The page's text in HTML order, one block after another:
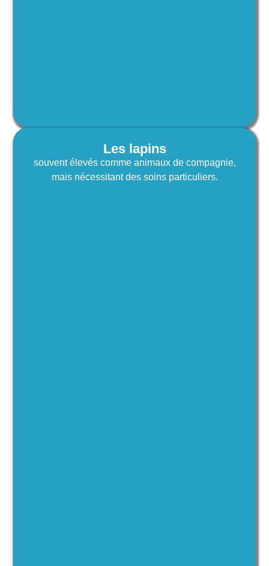
Les lapins
souvent élevés comme animaux de compagnie,
mais nécessitant des soins particuliers.